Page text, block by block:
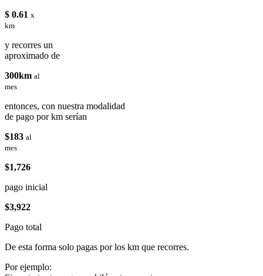
$ 0.61 x
km
y recorres un
aproximado de
300km al
mes
entonces, con nuestra modalidad
de pago por km serían
$183 al
mes
$1,726
pago inicial
$3,922
Pago total
De esta forma solo pagas por los km que recorres.
Por ejemplo: